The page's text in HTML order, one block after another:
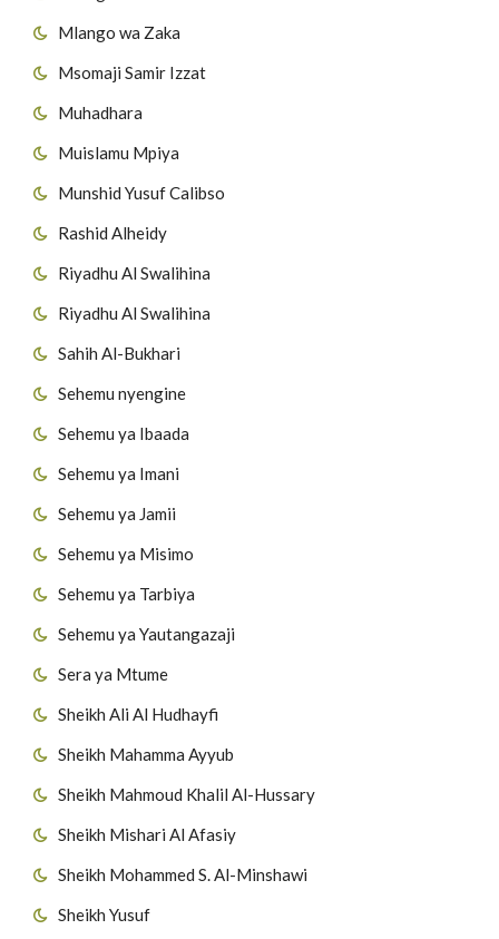
Mlango wa Zaka
Msomaji Samir Izzat
Muhadhara
Muislamu Mpiya
Munshid Yusuf Calibso
Rashid Alheidy
Riyadhu Al Swalihina
Riyadhu Al Swalihina
Sahih Al-Bukhari
Sehemu nyengine
Sehemu ya Ibaada
Sehemu ya Imani
Sehemu ya Jamii
Sehemu ya Misimo
Sehemu ya Tarbiya
Sehemu ya Yautangazaji
Sera ya Mtume
Sheikh Ali Al Hudhayfi
Sheikh Mahamma Ayyub
Sheikh Mahmoud Khalil Al-Hussary
Sheikh Mishari Al Afasiy
Sheikh Mohammed S. Al-Minshawi
Sheikh Yusuf